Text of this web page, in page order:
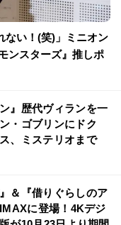
ない！(笑)」ミニオン
ンスターズ』推しポ
』歴代ヴィランを一
・ゴブリンにドク
、ミステリオまで
＆『借りぐらしのア
に登場！4Kデジ